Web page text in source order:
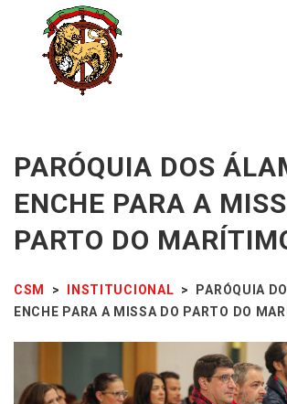
PARÓQUIA DOS
ENCHE PARA A
PARTO DO
CSM > INSTITUCIONAL >
PARÓQUIA
ENCHE PARA A MISSA DO PARTO DO